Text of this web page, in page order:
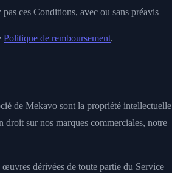
ces Conditions, avec ou sans préavis
Politique de remboursement.
de Mekavo sont la propriété intellectuelle
sur nos marques commerciales, notre
dérivées de toute partie du Service